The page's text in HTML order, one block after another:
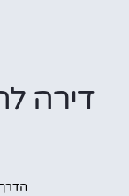
הדרך לטיול